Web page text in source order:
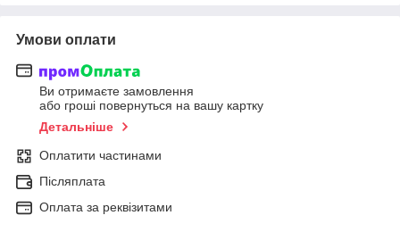
Умови оплати
Ви отримаєте замовлення
або гроші повернуться на вашу картку
Детальніше
Оплатити частинами
Післяплата
Оплата за реквізитами